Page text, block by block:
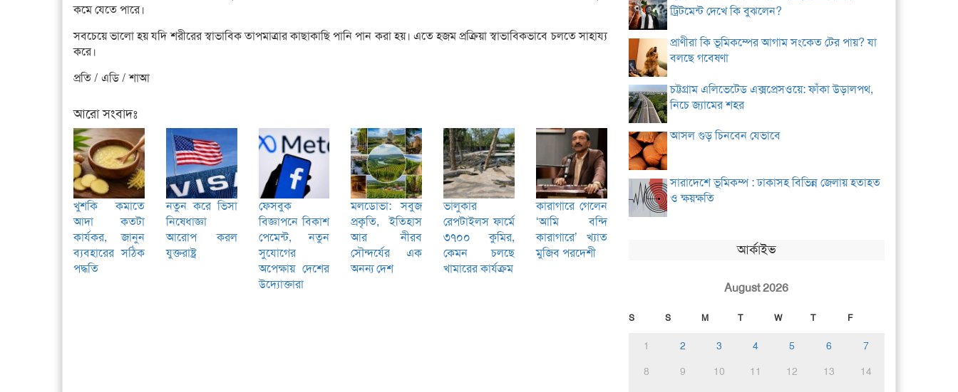
কমে যেতে পারে।
সবচেয়ে ভালো হয় যদি শরীরের স্বাভাবিক তাপমাত্রার কাছাকাছি পানি পান করা হয়। এতে হজম প্রক্রিয়া স্বাভাবিকভাবে চলতে সাহায্য
করে।
প্রতি / এডি / শাআ
আরো সংবাদঃ
খুশকি কমাতে
আদা কতটা
কার্যকর, জানুন
ব্যবহারের সঠিক
পদ্ধতি
নতুন করে ভিসা
নিষেধাজ্ঞা
আরোপ করল
যুক্তরাষ্ট্র
ফেসবুক
বিজ্ঞাপনে বিকাশ
পেমেন্ট, নতুন
সুযোগের
অপেক্ষায় দেশের
উদ্যোক্তারা
মলডোভা: সবুজ
প্রকৃতি, ইতিহাস
আর নীরব
সৌন্দর্যের এক
অনন্য দেশ
ভালুকার
রেপটাইলস ফার্মে
৩৭০০ কুমির,
কেমন চলছে
খামারের কার্যক্রম
কারাগারে গেলেন
‘আমি বন্দি
কারাগারে’ খ্যাত
মুজিব পরদেশী
ট্রিটমেন্ট দেখে কি বুঝলেন?
প্রাণীরা কি ভূমিকম্পের আগাম সংকেত টের পায়? যা
বলছে গবেষণা
চট্টগ্রাম এলিভেটেড এক্সপ্রেসওয়ে: ফাঁকা উড়ালপথ,
নিচে জ্যামের শহর
আসল গুড় চিনবেন যেভাবে
সারাদেশে ভূমিকম্প : ঢাকাসহ বিভিন্ন জেলায় হতাহত
ও ক্ষয়ক্ষতি
আর্কাইভ
August 2026
S S M T W T F
1 2 3 4 5 6
7
8
9 10 11 12 13
14